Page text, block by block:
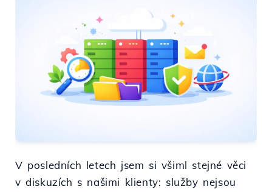
V posledních letech jsem si všiml stejné věci
v diskuzích s našimi klienty: služby nejsou